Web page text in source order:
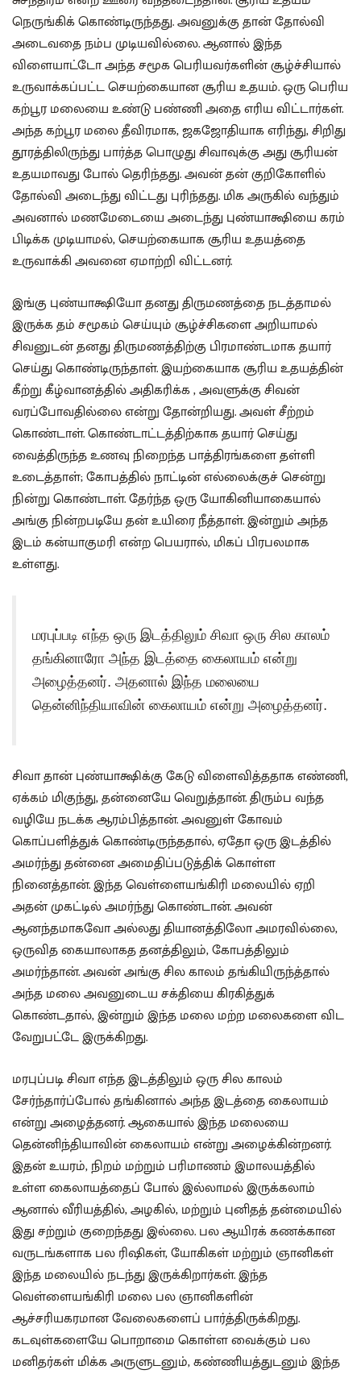
நெருங்கிக் கொண்டிருந்தது. அவனுக்கு தான் தோல்வி
அடைவதை நம்ப முடியவில்லை. ஆனால் இந்த
விளையாட்டோ அந்த சமூக பெரியவர்களின் சூழ்ச்சியால்
உருவாக்கப்பட்ட செயற்கையான சூரிய உதயம். ஒரு பெரிய
கற்பூர மலையை உண்டு பண்ணி அதை எரிய விட்டார்கள்.
அந்த கற்பூர மலை தீவிரமாக, ஜகஜோதியாக எரிந்து, சிறிது
தூரத்திலிருந்து பார்த்த பொழுது சிவாவுக்கு அது சூரியன்
உதயமாவது போல் தெரிந்தது. அவன் தன் குறிகோளில்
தோல்வி அடைந்து விட்டது புரிந்தது. மிக அருகில் வந்தும்
அவனால் மணமேடையை அடைந்து புண்யாக்ஷியை கரம்
பிடிக்க முடியாமல், செயற்கையாக சூரிய உதயத்தை
உருவாக்கி அவனை ஏமாற்றி விட்டனர்.
இங்கு புண்யாக்ஷியோ தனது திருமணத்தை நடத்தாமல்
இருக்க தம் சமூகம் செய்யும் சூழ்ச்சிகளை அறியாமல்
சிவனுடன் தனது திருமணத்திற்கு பிரமாண்டமாக தயார்
செய்து கொண்டிருந்தாள். இயற்கையாக சூரிய உதயத்தின்
கீற்று கீழ்வானத்தில் அதிகரிக்க , அவளுக்கு சிவன்
வரப்போவதில்லை என்று தோன்றியது. அவள் சீற்றம்
கொண்டாள். கொண்டாட்டத்திற்காக தயார் செய்து
வைத்திருந்த உணவு நிறைந்த பாத்திரங்களை தள்ளி
உடைத்தாள்; கோபத்தில் நாட்டின் எல்லைக்குச் சென்று
நின்று கொண்டாள். தேர்ந்த ஒரு யோகினியாகையால்
அங்கு நின்றபடியே தன் உயிரை நீத்தாள். இன்றும் அந்த
இடம் கன்யாகுமரி என்ற பெயரால், மிகப் பிரபலமாக
உள்ளது.
மரபுப்படி எந்த ஒரு இடத்திலும் சிவா ஒரு சில காலம்
தங்கினாரோ அந்த இடத்தை கைலாயம் என்று
அழைத்தனர். அதனால் இந்த மலையை
தென்னிந்தியாவின் கைலாயம் என்று அழைத்தனர்.
சிவா தான் புண்யாக்ஷிக்கு கேடு விளைவித்ததாக எண்ணி,
ஏக்கம் மிகுந்து, தன்னையே வெறுத்தான். திரும்ப வந்த
வழியே நடக்க ஆரம்பித்தான். அவனுள் கோவம்
கொப்பளித்துக் கொண்டிருந்ததால், ஏதோ ஒரு இடத்தில்
அமர்ந்து தன்னை அமைதிப்படுத்திக் கொள்ள
நினைத்தான். இந்த வெள்ளையங்கிரி மலையில் ஏறி
அதன் முகட்டில் அமர்ந்து கொண்டான். அவன்
ஆனந்தமாகவோ அல்லது தியானத்திலோ அமரவில்லை,
ஒருவித கையாலாகத தனத்திலும், கோபத்திலும்
அமர்ந்தான். அவன் அங்கு சில காலம் தங்கியிருந்த்தால்
அந்த மலை அவனுடைய சக்தியை கிரகித்துக்
கொண்டதால், இன்றும் இந்த மலை மற்ற மலைகளை விட
வேறுபட்டே இருக்கிறது.
மரபுப்படி சிவா எந்த இடத்திலும் ஒரு சில காலம்
சேர்ந்தார்ப்போல் தங்கினால் அந்த இடத்தை கைலாயம்
என்று அழைத்தனர். ஆகையால் இந்த மலையை
தென்னிந்தியாவின் கைலாயம் என்று அழைக்கின்றனர்.
இதன் உயரம், நிறம் மற்றும் பரிமாணம் இமாலயத்தில்
உள்ள கைலாயத்தைப் போல் இல்லாமல் இருக்கலாம்
ஆனால் வீரியத்தில், அழகில், மற்றும் புனிதத் தன்மையில்
இது சற்றும் குறைந்தது இல்லை. பல ஆயிரக் கணக்கான
வருடங்களாக பல ரிஷிகள், யோகிகள் மற்றும் ஞானிகள்
இந்த மலையில் நடந்து இருக்கிறார்கள். இந்த
வெள்ளையங்கிரி மலை பல ஞானிகளின்
ஆச்சரியகரமான வேலைகளைப் பார்த்திருக்கிறது.
கடவுள்களையே பொறாமை கொள்ள வைக்கும் பல
மனிதர்கள் மிக்க அருளுடனும், கண்ணியத்துடனும் இந்த